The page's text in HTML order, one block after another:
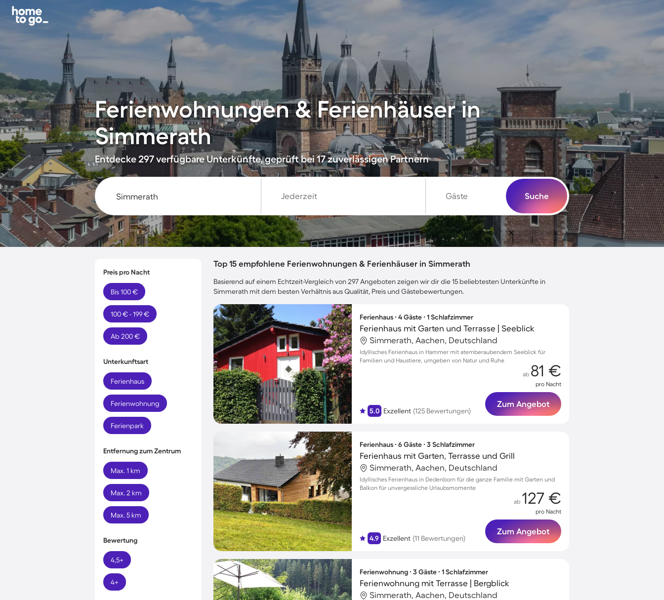
Ferienwohnungen & Ferienhäuser in
Simmerath
Entdecke 297 verfügbare Unterkünfte, geprüft bei 17 zuverlässigen Partnern
Jederzeit Gäste Suche
Preis pro Nacht
Bis 100 €
100 € - 199 €
Ab 200 €
Unterkunftsart
Ferienhaus
Ferienwohnung
Ferienpark
Entfernung zum Zentrum
Max. 1 km
Max. 2 km
Max. 5 km
Bewertung
4,5+
4+
Top 15 empfohlene Ferienwohnungen & Ferienhäuser in Simmerath
Basierend auf einem Echtzeit-Vergleich von 297 Angeboten zeigen wir dir die 15 beliebtesten Unterkünfte in
Simmerath mit dem besten Verhältnis aus Qualität, Preis und Gästebewertungen.
Ferienhaus ∙ 4 Gäste ∙ 1 Schlafzimmer
Ferienhaus mit Garten und Terrasse | Seeblick
Simmerath, Aachen, Deutschland
Idyllisches Ferienhaus in Hammer mit atemberaubendem Seeblick für
Familien und Haustiere, umgeben von Natur und Ruhe
5.0 Exzellent (125 Bewertungen)
ab 81 €
pro Nacht
Zum Angebot
Ferienhaus ∙ 6 Gäste ∙ 3 Schlafzimmer
Ferienhaus mit Garten, Terrasse und Grill
Simmerath, Aachen, Deutschland
Idyllisches Ferienhaus in Dedenborn für die ganze Familie mit Garten und
Balkon für unvergessliche Urlaubsmomente
4.9 Exzellent (11 Bewertungen)
ab 127 €
pro Nacht
Zum Angebot
Ferienwohnung ∙ 3 Gäste ∙ 1 Schlafzimmer
Ferienwohnung mit Terrasse | Bergblick
Simmerath, Aachen, Deutschland